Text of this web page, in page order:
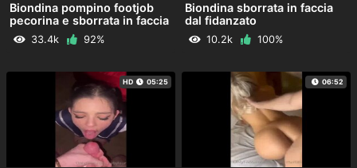
Biondina pompino footjob
pecorina e sborrata in faccia
33.4k 92%
Biondina sborrata in faccia
dal fidanzato
10.2k 100%
HD 05:25 06:52